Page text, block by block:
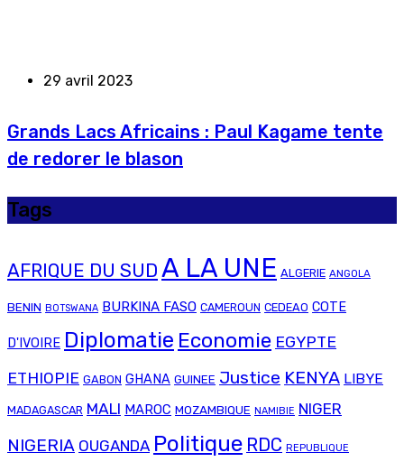
29 avril 2023
Grands Lacs Africains : Paul Kagame tente
de redorer le blason
Tags
AFRIQUE DU SUD A LA UNE ALGERIE ANGOLA
BENIN BOTSWANA BURKINA FASO CAMEROUN CEDEAO COTE
D'IVOIRE Diplomatie Economie EGYPTE
ETHIOPIE GABON GHANA GUINEE Justice KENYA LIBYE
MADAGASCAR MALI MAROC MOZAMBIQUE NAMIBIE NIGER
NIGERIA OUGANDA Politique RDC REPUBLIQUE